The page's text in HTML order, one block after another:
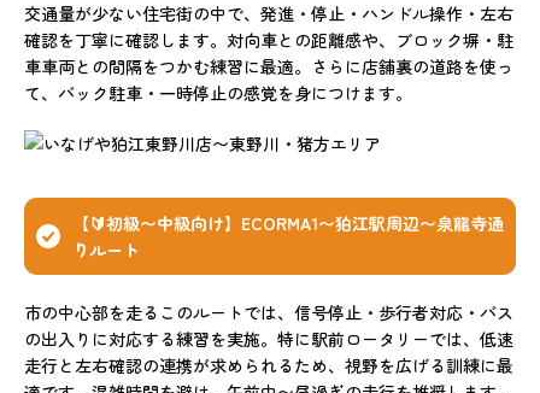
交通量が少ない住宅街の中で、発進・停止・ハンドル操作・左右
確認を丁寧に確認します。対向車との距離感や、ブロック塀・駐
車車両との間隔をつかむ練習に最適。さらに店舗裏の道路を使っ
て、バック駐車・一時停止の感覚を身につけます。
【🔰初級〜中級向け】ECORMA1〜狛江駅周辺〜泉龍寺通
りルート
市の中心部を走るこのルートでは、信号停止・歩行者対応・バス
の出入りに対応する練習を実施。特に駅前ロータリーでは、低速
走行と左右確認の連携が求められるため、視野を広げる訓練に最